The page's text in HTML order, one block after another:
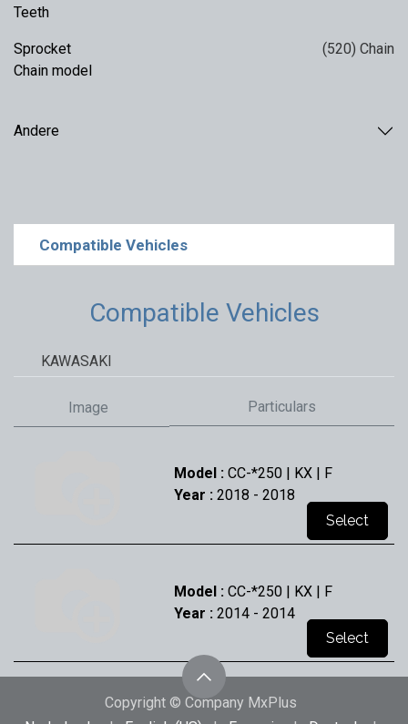
Teeth
Sprocket
Chain model
(520) Chain
Andere
Compatible Vehicles
Compatible Vehicles
KAWASAKI
Image Particulars
Model : CC-*250 | KX | F
Year : 2018 - 2018
Select
Model : CC-*250 | KX | F
Year : 2014 - 2014
Select
Model :CC-*250 | KX | F
Copyright © Company MxPlus